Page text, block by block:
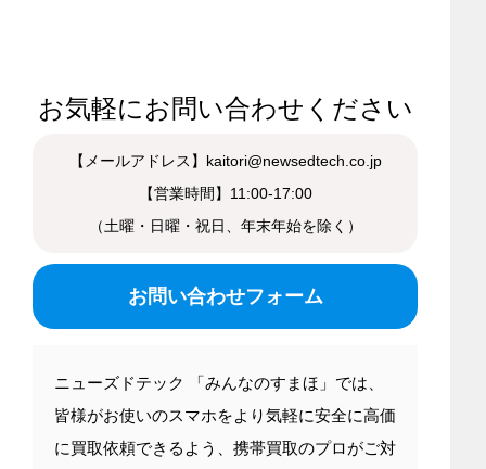
お気軽にお問い合わせください
【メールアドレス】kaitori@newsedtech.co.jp
【営業時間】11:00-17:00
（土曜・日曜・祝日、年末年始を除く）
お問い合わせフォーム
ニューズドテック 「みんなのすまほ」では、
皆様がお使いのスマホをより気軽に安全に高価
に買取依頼できるよう、携帯買取のプロがご対